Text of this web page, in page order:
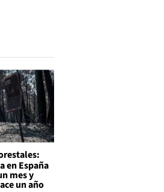
en España
mes y
un año